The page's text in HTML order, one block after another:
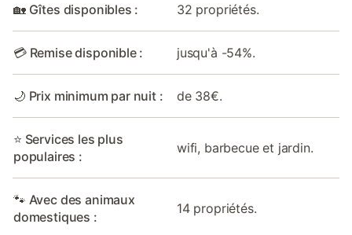
🏡 Gîtes disponibles : 32 propriétés.
💳 Remise disponible : jusqu'à -54%.
🌙 Prix minimum par nuit : de 38€.
⭐ Services les plus
populaires :
wifi, barbecue et jardin.
🐾 Avec des animaux
domestiques :
14 propriétés.